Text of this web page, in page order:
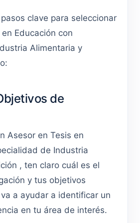
clave para seleccionar
Educación con
Alimentaria y
de
Asesor en Tesis en
de Industria
, ten claro cuál es el
y tus objetivos
a ayudar a identificar un
en tu área de interés.